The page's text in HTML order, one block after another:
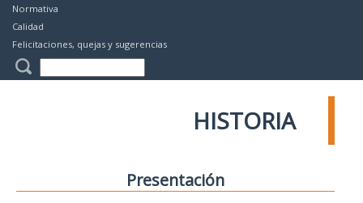
Normativa
Calidad
Felicitaciones, quejas y sugerencias
HISTORIA
Presentación